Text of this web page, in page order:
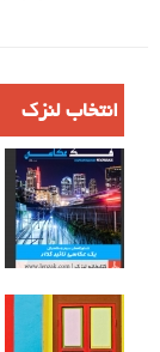
انتخاب لنزک